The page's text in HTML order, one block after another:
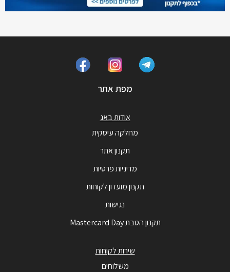
מפת אתר
אודות באג
מחלקה עיסקית
תקנון אתר
מדיניות פרטיות
תקנון מועדון לקוחות
נגישות
תקנון הטבת Mastercard Day
שירות לקוחות
משלוחים